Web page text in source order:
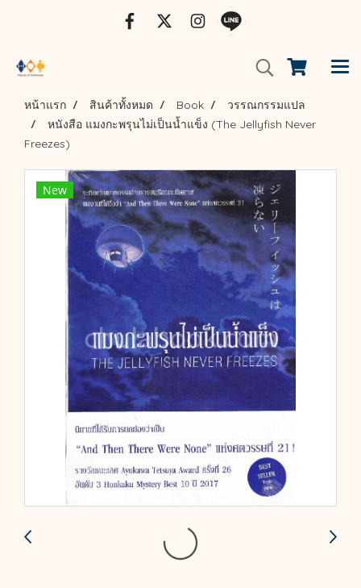
หน้าแรก สินค้าทั้งหมด Book
วรรณกรรมแปล
หนังสือ แมงกะพรุนไม่เป็นน้ำแข็ง (The Jellyfish Never
Freezes)
New